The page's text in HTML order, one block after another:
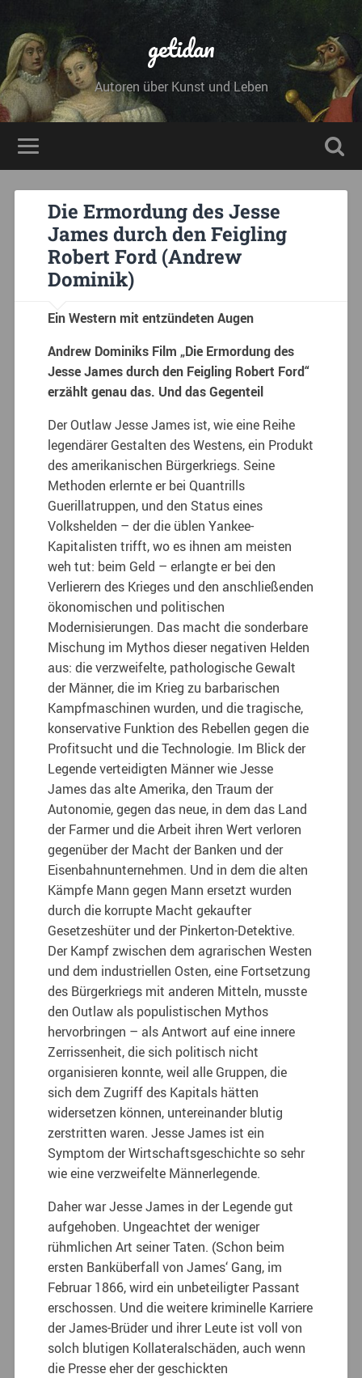
getidan
Autoren über Kunst und Leben
Die Ermordung des Jesse
James durch den Feigling
Robert Ford (Andrew
Dominik)
Ein Western mit entzündeten Augen
Andrew Dominiks Film „Die Ermordung des
Jesse James durch den Feigling Robert Ford“
erzählt genau das. Und das Gegenteil
Der Outlaw Jesse James ist, wie eine Reihe
legendärer Gestalten des Westens, ein Produkt
des amerikanischen Bürgerkriegs. Seine
Methoden erlernte er bei Quantrills
Guerillatruppen, und den Status eines
Volkshelden – der die üblen Yankee-
Kapitalisten trifft, wo es ihnen am meisten
weh tut: beim Geld – erlangte er bei den
Verlierern des Krieges und den anschließenden
ökonomischen und politischen
Modernisierungen. Das macht die sonderbare
Mischung im Mythos dieser negativen Helden
aus: die verzweifelte, pathologische Gewalt
der Männer, die im Krieg zu barbarischen
Kampfmaschinen wurden, und die tragische,
konservative Funktion des Rebellen gegen die
Profitsucht und die Technologie. Im Blick der
Legende verteidigten Männer wie Jesse
James das alte Amerika, den Traum der
Autonomie, gegen das neue, in dem das Land
der Farmer und die Arbeit ihren Wert verloren
gegenüber der Macht der Banken und der
Eisenbahnunternehmen. Und in dem die alten
Kämpfe Mann gegen Mann ersetzt wurden
durch die korrupte Macht gekaufter
Gesetzeshüter und der Pinkerton-Detektive.
Der Kampf zwischen dem agrarischen Westen
und dem industriellen Osten, eine Fortsetzung
des Bürgerkriegs mit anderen Mitteln, musste
den Outlaw als populistischen Mythos
hervorbringen – als Antwort auf eine innere
Zerrissenheit, die sich politisch nicht
organisieren konnte, weil alle Gruppen, die
sich dem Zugriff des Kapitals hätten
widersetzen können, untereinander blutig
zerstritten waren. Jesse James ist ein
Symptom der Wirtschaftsgeschichte so sehr
wie eine verzweifelte Männerlegende.
Daher war Jesse James in der Legende gut
aufgehoben. Ungeachtet der weniger
rühmlichen Art seiner Taten. (Schon beim
ersten Banküberfall von James‘ Gang, im
Februar 1866, wird ein unbeteiligter Passant
erschossen. Und die weitere kriminelle Karriere
der James-Brüder und ihrer Leute ist voll von
solch blutigen Kollateralschäden, auch wenn
die Presse eher der geschickten